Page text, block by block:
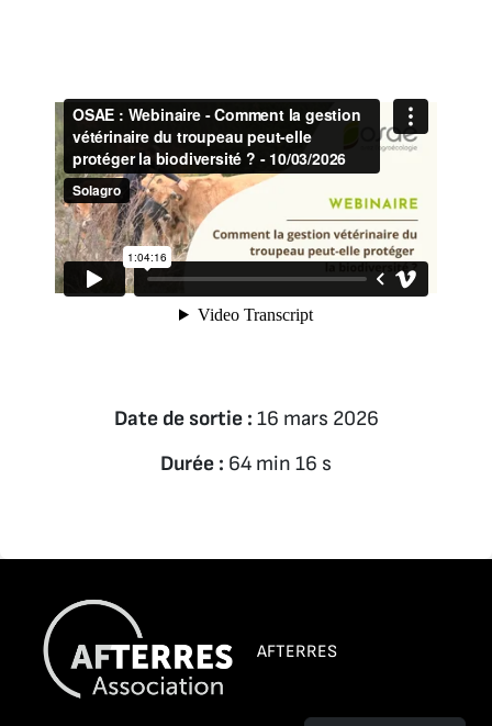
Date de sortie : 16 mars 2026
Durée : 64 min 16 s
AFTERRES